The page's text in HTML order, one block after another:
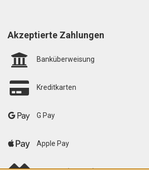
Akzeptierte Zahlungen
Banküberweisung
Kreditkarten
G Pay
Apple Pay